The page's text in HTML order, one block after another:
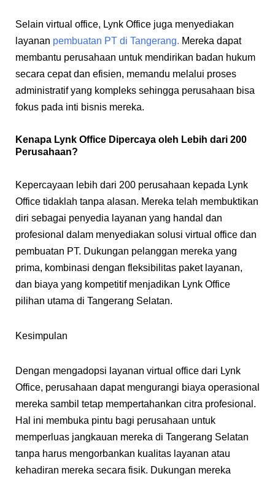
Selain virtual office, Lynk Office juga menyediakan
layanan pembuatan PT di Tangerang. Mereka dapat
membantu perusahaan untuk mendirikan badan hukum
secara cepat dan efisien, memandu melalui proses
administratif yang kompleks sehingga perusahaan bisa
fokus pada inti bisnis mereka.
Kenapa Lynk Office Dipercaya oleh Lebih dari 200
Perusahaan?
Kepercayaan lebih dari 200 perusahaan kepada Lynk
Office tidaklah tanpa alasan. Mereka telah membuktikan
diri sebagai penyedia layanan yang handal dan
profesional dalam menyediakan solusi virtual office dan
pembuatan PT. Dukungan pelanggan mereka yang
prima, kombinasi dengan fleksibilitas paket layanan,
dan biaya yang kompetitif menjadikan Lynk Office
pilihan utama di Tangerang Selatan.
Kesimpulan
Dengan mengadopsi layanan virtual office dari Lynk
Office, perusahaan dapat mengurangi biaya operasional
mereka sambil tetap mempertahankan citra profesional.
Hal ini membuka pintu bagi perusahaan untuk
memperluas jangkauan mereka di Tangerang Selatan
tanpa harus mengorbankan kualitas layanan atau
kehadiran mereka secara fisik. Dukungan mereka